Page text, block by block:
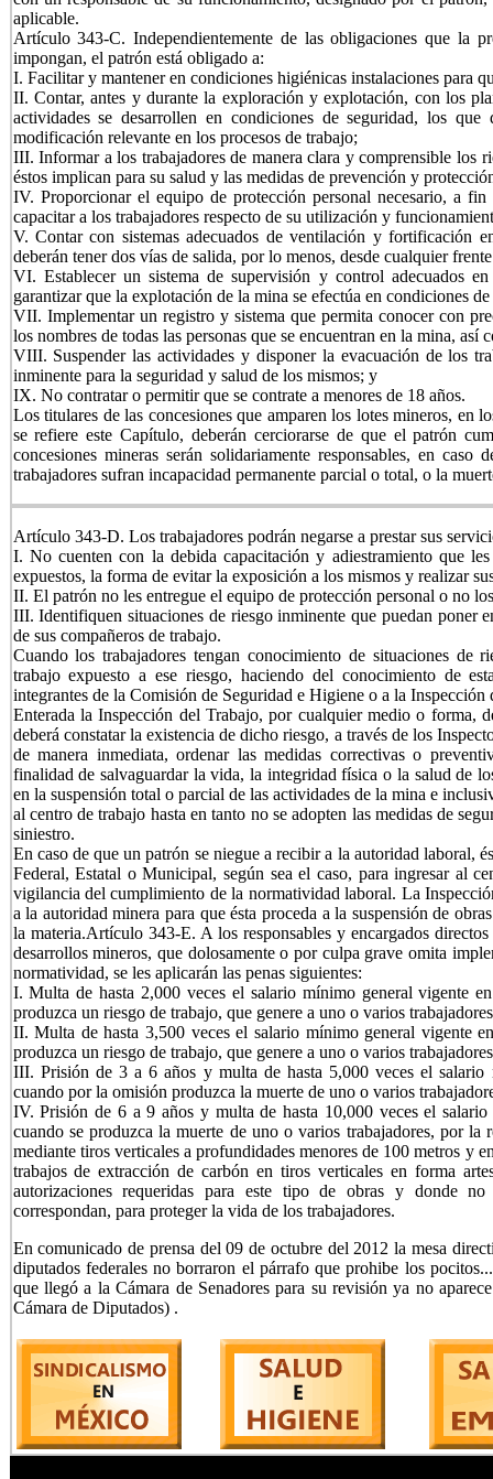
aplicable.
Artículo 343-C. Independientemente de las obligaciones que la
impongan, el patrón está obligado a:
I. Facilitar y mantener en condiciones higiénicas instalaciones para
II. Contar, antes y durante la exploración y explotación, con los
actividades se desarrollen en condiciones de seguridad, los que
modificación relevante en los procesos de trabajo;
III. Informar a los trabajadores de manera clara y comprensible los
éstos implican para su salud y las medidas de prevención y
IV. Proporcionar el equipo de protección personal necesario, a
capacitar a los trabajadores respecto de su utilización y
V. Contar con sistemas adecuados de ventilación y fortificación
deberán tener dos vías de salida, por lo menos, desde cualquier
VI. Establecer un sistema de supervisión y control adecuados
garantizar que la explotación de la mina se efectúa en condiciones
VII. Implementar un registro y sistema que permita conocer con
los nombres de todas las personas que se encuentran en la mina, así
VIII. Suspender las actividades y disponer la evacuación de los
inminente para la seguridad y salud de los mismos; y
IX. No contratar o permitir que se contrate a menores de 18 años.
Los titulares de las concesiones que amparen los lotes mineros, en
se refiere este Capítulo, deberán cerciorarse de que el patrón
concesiones mineras serán solidariamente responsables, en
trabajadores sufran incapacidad permanente parcial o total, o la
Artículo 343-D. Los trabajadores podrán negarse a prestar sus
I. No cuenten con la debida capacitación y adiestramiento que
expuestos, la forma de evitar la exposición a los mismos y realizar
II. El patrón no les entregue el equipo de protección personal o no
III. Identifiquen situaciones de riesgo inminente que puedan poner
de sus compañeros de trabajo.
Cuando los trabajadores tengan conocimiento de situaciones de
trabajo expuesto a ese riesgo, haciendo del conocimiento de
integrantes de la Comisión de Seguridad e Higiene o a la Inspección
Enterada la Inspección del Trabajo, por cualquier medio o forma,
deberá constatar la existencia de dicho riesgo, a través de los
de manera inmediata, ordenar las medidas correctivas o
finalidad de salvaguardar la vida, la integridad física o la salud de
en la suspensión total o parcial de las actividades de la mina e
al centro de trabajo hasta en tanto no se adopten las medidas de
siniestro.
En caso de que un patrón se niegue a recibir a la autoridad laboral,
Federal, Estatal o Municipal, según sea el caso, para ingresar al
vigilancia del cumplimiento de la normatividad laboral. La
a la autoridad minera para que ésta proceda a la suspensión de
la materia.Artículo 343-E. A los responsables y encargados
desarrollos mineros, que dolosamente o por culpa grave omita
normatividad, se les aplicarán las penas siguientes:
I. Multa de hasta 2,000 veces el salario mínimo general vigente
produzca un riesgo de trabajo, que genere a uno o varios
II. Multa de hasta 3,500 veces el salario mínimo general vigente
produzca un riesgo de trabajo, que genere a uno o varios
III. Prisión de 3 a 6 años y multa de hasta 5,000 veces el
cuando por la omisión produzca la muerte de uno o varios
IV. Prisión de 6 a 9 años y multa de hasta 10,000 veces el
cuando se produzca la muerte de uno o varios trabajadores, por la
mediante tiros verticales a profundidades menores de 100 metros y
trabajos de extracción de carbón en tiros verticales en forma
autorizaciones requeridas para este tipo de obras y donde
correspondan, para proteger la vida de los trabajadores.
En comunicado de prensa del 09 de octubre del 2012 la mesa
diputados federales no borraron el párrafo que prohibe los
que llegó a la Cámara de Senadores para su revisión ya no
Cámara de Diputados) .